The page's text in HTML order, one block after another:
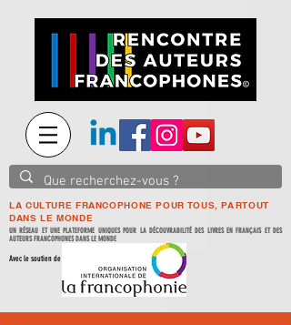
LA CULTURE FRANCOPHONE POUR TOUS, PARTOUT
DANS LE MONDE
UN RÉSEAU ET UNE PLATEFORME UNIQUES POUR LA DÉCOUVRABILITÉ DES LIVRES EN FRANÇAIS ET DES
AUTEURS FRANCOPHONES DANS LE MONDE
Avec le soutien de